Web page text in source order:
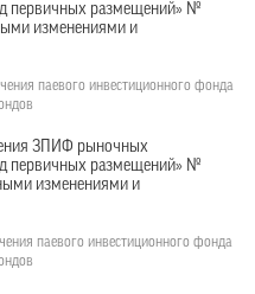
первичных размещений» №
изменениями и
паевого инвестиционного фонда
ЗПИФ рыночных
первичных размещений» №
изменениями и
паевого инвестиционного фонда